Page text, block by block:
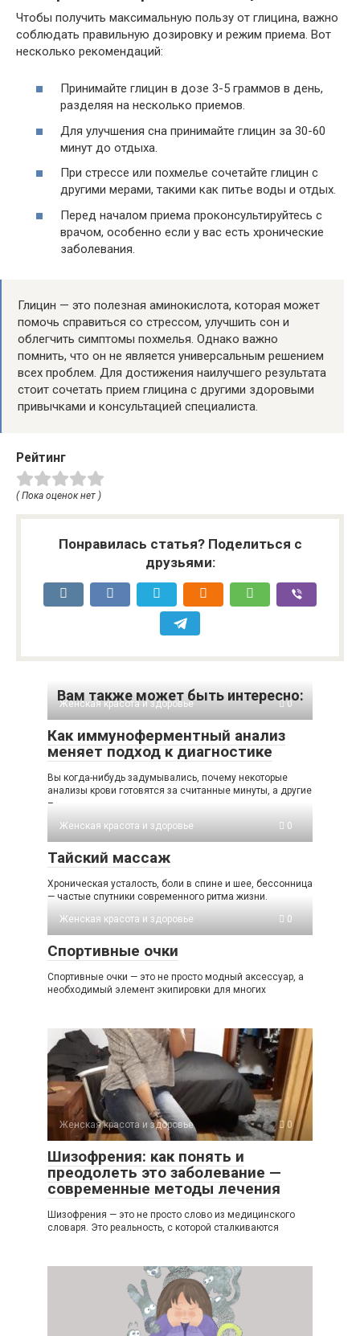
Чтобы получить максимальную пользу от глицина, важно
соблюдать правильную дозировку и режим приема. Вот
несколько рекомендаций:
Принимайте глицин в дозе 3-5 граммов в день,
разделяя на несколько приемов.
Для улучшения сна принимайте глицин за 30-60
минут до отдыха.
При стрессе или похмелье сочетайте глицин с
другими мерами, такими как питье воды и отдых.
Перед началом приема проконсультируйтесь с
врачом, особенно если у вас есть хронические
заболевания.
Глицин — это полезная аминокислота, которая может
помочь справиться со стрессом, улучшить сон и
облегчить симптомы похмелья. Однако важно
помнить, что он не является универсальным решением
всех проблем. Для достижения наилучшего результата
стоит сочетать прием глицина с другими здоровыми
привычками и консультацией специалиста.
Рейтинг
( Пока оценок нет )
Понравилась статья? Поделиться с
друзьями:
Вам также может быть интересно:
Женская красота и здоровье 0
Как иммуноферментный анализ
меняет подход к диагностике
Вы когда-нибудь задумывались, почему некоторые
анализы крови готовятся за считанные минуты, а другие
–
Женская красота и здоровье
0
Тайский массаж
Хроническая усталость, боли в спине и шее, бессонница
— частые спутники современного ритма жизни.
Женская красота и здоровье
0
Спортивные очки
Спортивные очки — это не просто модный аксессуар, а
необходимый элемент экипировки для многих
Женская красота и здоровье 0
Шизофрения: как понять и
преодолеть это заболевание —
современные методы лечения
Шизофрения — это не просто слово из медицинского
словаря. Это реальность, с которой сталкиваются